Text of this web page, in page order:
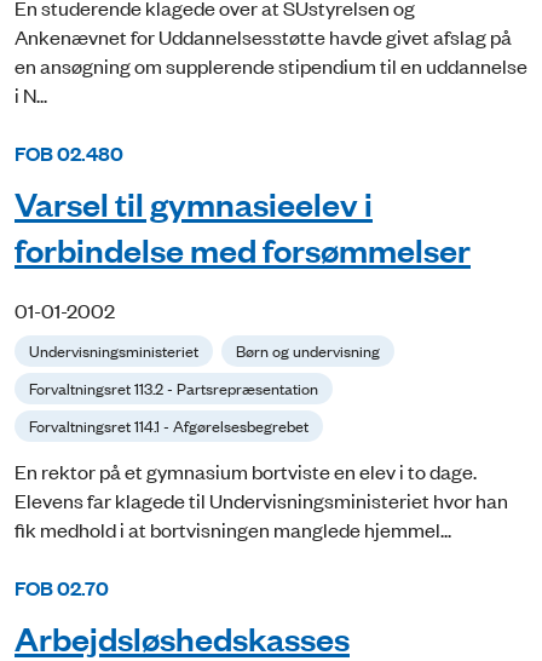
En studerende klagede over at SUstyrelsen og
Ankenævnet for Uddannelsesstøtte havde givet afslag på
en ansøgning om supplerende stipendium til en uddannelse
i N...
FOB 02.480
Varsel til gymnasieelev i
forbindelse med forsømmelser
01-01-2002
Undervisningsministeriet
Børn og undervisning
Forvaltningsret 113.2 - Partsrepræsentation
Forvaltningsret 114.1 - Afgørelsesbegrebet
En rektor på et gymnasium bortviste en elev i to dage.
Elevens far klagede til Undervisningsministeriet hvor han
fik medhold i at bortvisningen manglede hjemmel...
FOB 02.70
Arbejdsløshedskasses